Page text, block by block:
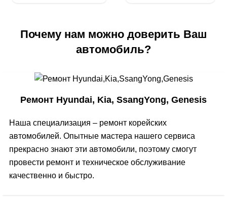
Почему нам можно доверить Ваш
автомобиль?
Ремонт Hyundai, Kia, SsangYong, Genesis
Наша специализация – ремонт корейских
автомобилей. Опытные мастера нашего сервиса
прекрасно знают эти автомобили, поэтому смогут
провести ремонт и техническое обслуживание
качественно и быстро.